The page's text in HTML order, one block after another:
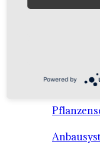
Anbausysteme
Powered by